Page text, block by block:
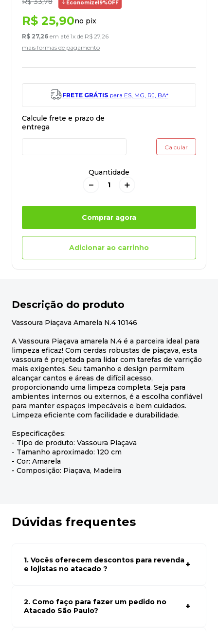
Economize19%OFF
R$ 25,90no pix
R$ 27,26 em até 1x de R$ 27,26
mais formas de pagamento
FRETE GRÁTISpara ES, MG, RJ, BA*
Quantidade
＋
－
Comprar agora
Adicionar ao carrinho
Descrição do produto
Vassoura Piaçava Amarela N.4 10146
A Vassoura Piaçava amarela N.4 é a parceira ideal para
limpeza eficaz! Com cerdas robustas de piaçava, esta
vassoura é projetada para lidar com tarefas de varrição
mais exigentes. Seu tamanho e design permitem
alcançar cantos e áreas de difícil acesso,
proporcionando uma limpeza completa. Seja para
ambientes internos ou externos, é a escolha confiável
para manter espaços impecáveis e bem cuidados.
Limpeza eficiente com facilidade e durabilidade.
Especificações:
- Tipo de produto: Vassoura Piaçava
- Tamanho aproximado: 120 cm
- Cor: Amarela
- Composição: Piaçava, Madeira
Dúvidas frequentes
1. Vocês oferecem descontos para revenda
e lojistas no atacado ?
atacado empresas e compre com os melhores preços
para seu modelo de negócio
2. Como faço para fazer um pedido no
Atacado São Paulo?